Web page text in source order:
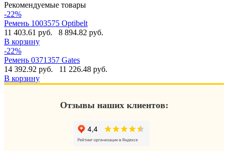
Рекомендуемые товары
-22%
Ремень 1003575 Optibelt
11 403.61 руб.
8 894.82 руб.
В корзину
-22%
Ремень 0371357 Gates
14 392.92 руб.
11 226.48 руб.
В корзину
Отзывы наших клиентов: